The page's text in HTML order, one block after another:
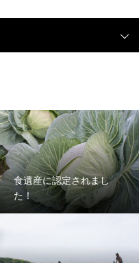
食遺産に認定されまし
た！